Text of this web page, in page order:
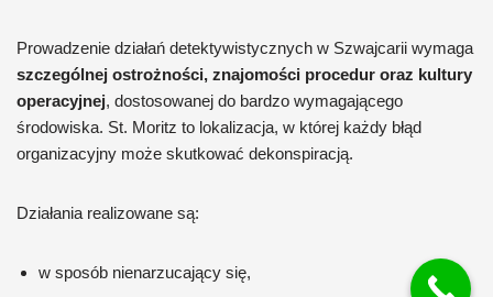
Prowadzenie działań detektywistycznych w Szwajcarii wymaga
szczególnej ostrożności, znajomości procedur oraz kultury
operacyjnej, dostosowanej do bardzo wymagającego
środowiska. St. Moritz to lokalizacja, w której każdy błąd
organizacyjny może skutkować dekonspiracją.
Działania realizowane są:
w sposób nienarzucający się,